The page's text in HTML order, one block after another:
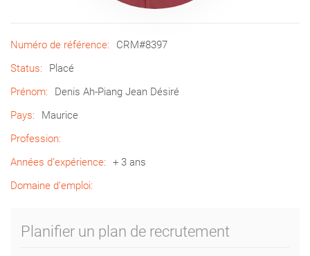
Numéro de référence:
CRM#8397
Status:
Placé
Prénom:
Denis Ah-Piang Jean Désiré
Pays:
Maurice
Profession:
Années d’expérience:
+ 3 ans
Domaine d’emploi:
Planifier un plan de recrutement